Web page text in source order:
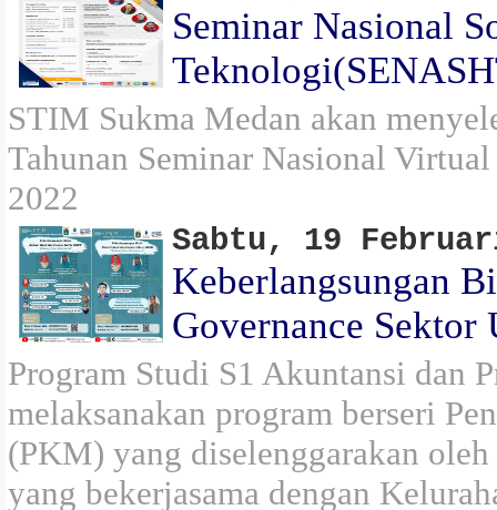
Seminar Nasional
STIM Sukma Medan akan
Tahunan Seminar Nasional
2022
Sabtu, 19
Keberlangsungan
Governance
Program Studi S1 Akuntansi dan
melaksanakan program berseri
(PKM) yang diselenggarakan
yang bekerjasama dengan